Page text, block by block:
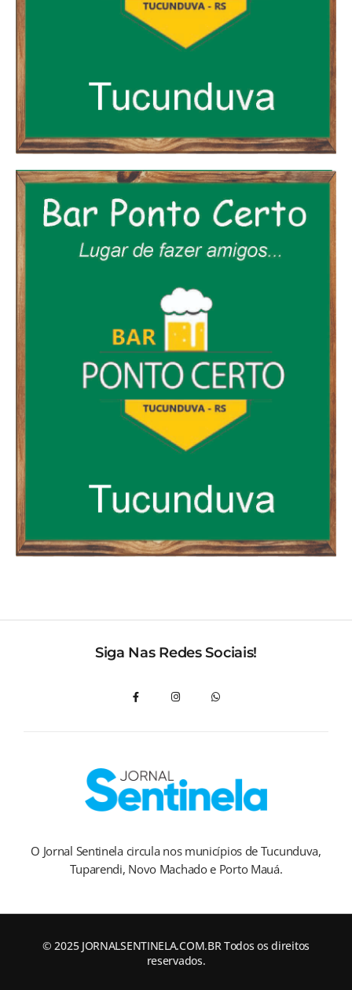
Siga Nas Redes Sociais!
O Jornal Sentinela circula nos municípios de Tucunduva,
Tuparendi, Novo Machado e Porto Mauá.
© 2025 JORNALSENTINELA.COM.BR Todos os direitos
reservados.